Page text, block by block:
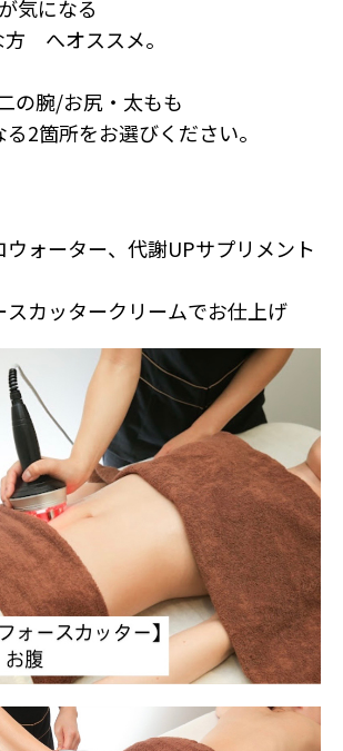
気になる
方 へオススメ。
の腕/お尻・太もも
る2箇所をお選びください。
ォーター、代謝UPサプリメント
カッタークリームでお仕上げ